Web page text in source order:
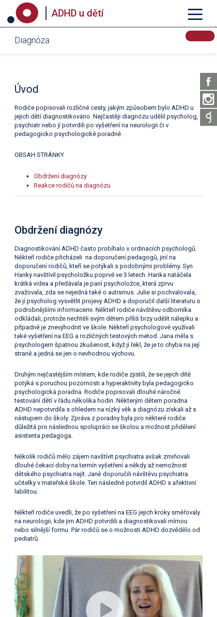
ADHD u dětí
Diagnóza
Úvod
Rodiče popisovali rozličné cesty, jakým způsobem bylo ADHD u
jejich dětí diagnostikováno. Nejčastěji diagnózu udělil psycholog,
psychiatr nebo jí potvrdili po vyšetření na neurologii či v
pedagogicko psychologické poradně.
OBSAH STRÁNKY
Obdržení diagnózy
Reakce rodičů na diagnózu
Obdržení diagnózy
Diagnostikování ADHD často probíhalo v ordinacích psychologů.
Někteří rodiče přicházeli na doporučení pedagogů, jiní na
doporučení rodičů, kteří se potýkali s podobnými problémy. Syn
Hanky navštívil psycholožku poprvé ve 3 letech. Hanka natáčela
krátká videa a předávala je paní psycholožce, která zprvu
zvažovala, zda se nejedná také o autismus. Julie si pochvalovala,
že jí psycholog vysvětlit projevy ADHD a doporučil další literaturu s
podrobnějšími informacemi. Někteří rodiče návštěvu odborníka
odkládali, protože nechtěli svým dětem příliš brzy udělit nálepku a
případně je znevýhodnit ve škole. Někteří psychologové využívali
také vyšetření na EEG a rozličných testových metod. Jana měla s
psychologem špatnou zkušenost, když jí řekl, že je to chyba na její
straně a jedná se jen o nevhodnou výchovu.
Druhým nejčastějším místem, kde rodiče zjistili, že se jejich dítě
potýká s poruchou pozornosti a hyperaktivity byla pedagogicko
psychologická poradna. Rodiče popisovali dlouhé náročné
testování dětí v řádu několika hodin. Některým dětem poradna
ADHD nepotvrdila s ohledem na nízký věk a diagnózu získali až s
nástupem do školy. Zpráva z poradny byla pro některé rodiče
důležitá pro následnou spolupráci se školou a možnost přidělení
asistenta pedagoga.
Několik rodičů mělo zájem navštívit psychiatra avšak zmiňovali
dlouhé čekací doby na termín vyšetření a někdy až nemožnost
dětského psychiatra najít. Janě doporučili návštěvu psychiatra
učitelky v mateřské škole. Ten následně potvrdil ADHD s afektivní
labilitou.
Někteří rodiče uvedli, že po vyšetření na EEG jejich kroky směřovaly
na neurologii, kde jim ADHD potvrdili a diagnostikovali mírnou
nebo silnější formu. Pár rodičů se o možnosti ADHD dozvědělo od
pediatrů.